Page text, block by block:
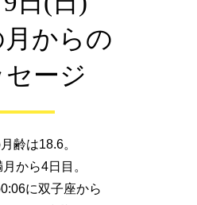
からの
セージ
齢は18.6。
から4日目。
に双子座から